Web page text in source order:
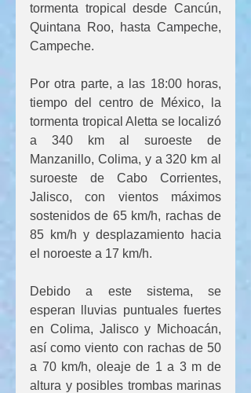
tormenta tropical desde Cancún,
Quintana Roo, hasta Campeche,
Campeche.
Por otra parte, a las 18:00 horas,
tiempo del centro de México, la
tormenta tropical Aletta se localizó
a 340 km al suroeste de
Manzanillo, Colima, y a 320 km al
suroeste de Cabo Corrientes,
Jalisco, con vientos máximos
sostenidos de 65 km/h, rachas de
85 km/h y desplazamiento hacia
el noroeste a 17 km/h.
Debido a este sistema, se
esperan lluvias puntuales fuertes
en Colima, Jalisco y Michoacán,
así como viento con rachas de 50
a 70 km/h, oleaje de 1 a 3 m de
altura y posibles trombas marinas